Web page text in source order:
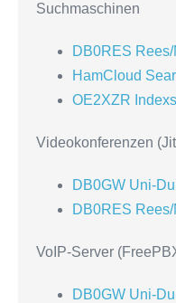
Suchmaschinen
DB0RES
HamCloud
OE2XZR
Videokonferenzen
DB0GW Uni-
DB0RES
VoIP-Server
DB0GW Uni-